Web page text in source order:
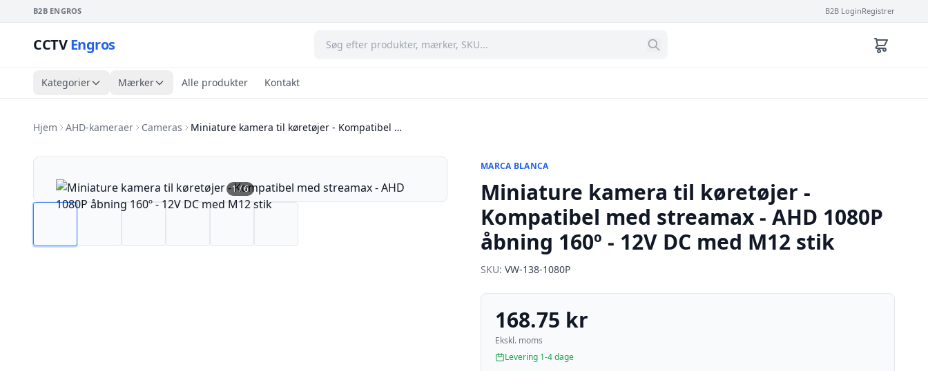
B2B ENGROS B2B LoginRegistrer
CCTVEngros
Kategorier Mærker Alle produkter Kontakt
Hjem AHD-kameraer Cameras Miniature kamera til køretøjer - Kompatibel …
1/6
MARCA BLANCA
Miniature kamera til køretøjer -
Kompatibel med streamax - AHD 1080P
åbning 160º - 12V DC med M12 stik
SKU: VW-138-1080P
168.75 kr
Ekskl. moms
Levering 1-4 dage